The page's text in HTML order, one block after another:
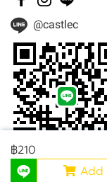
฿210
@castlec